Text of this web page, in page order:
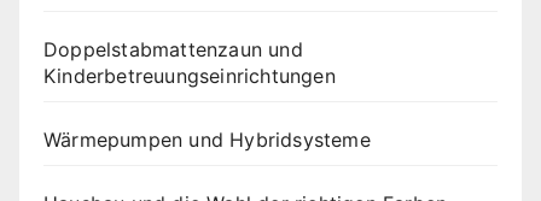
Doppelstabmattenzaun und
Kinderbetreuungseinrichtungen
Wärmepumpen und Hybridsysteme